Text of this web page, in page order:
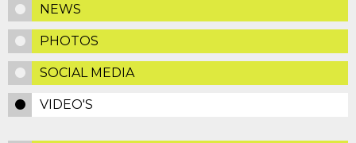
NEWS
PHOTOS
SOCIAL MEDIA
VIDEO'S